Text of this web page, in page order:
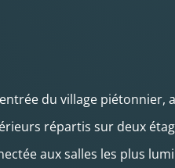
du village
répartis sur deux
aux salles les plus